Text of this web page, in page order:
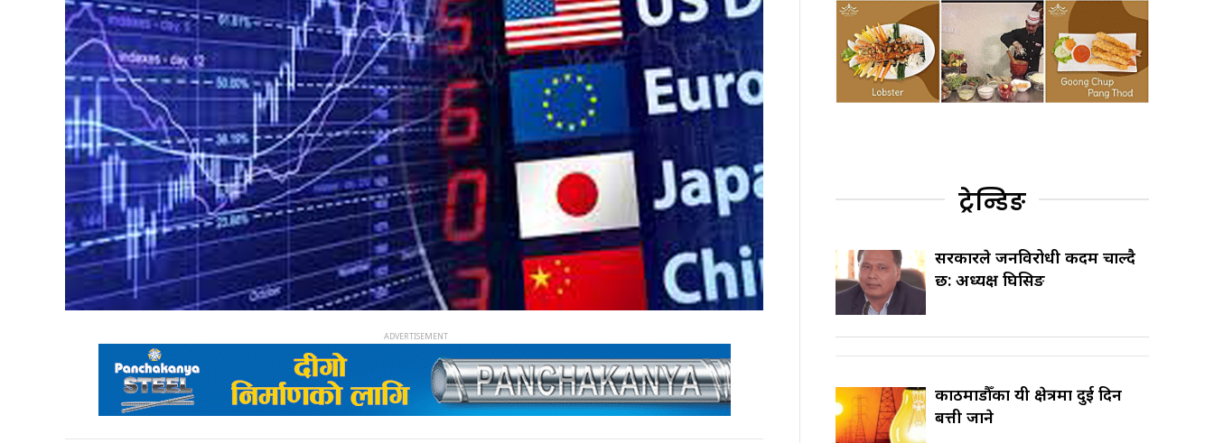
ट्रेन्डिङ
सरकारले जनविरोधी कदम चाल्दै
छ: अध्यक्ष घिसिङ
काठमाडौँका यी क्षेत्रमा दुई दिन
बत्ती जाने